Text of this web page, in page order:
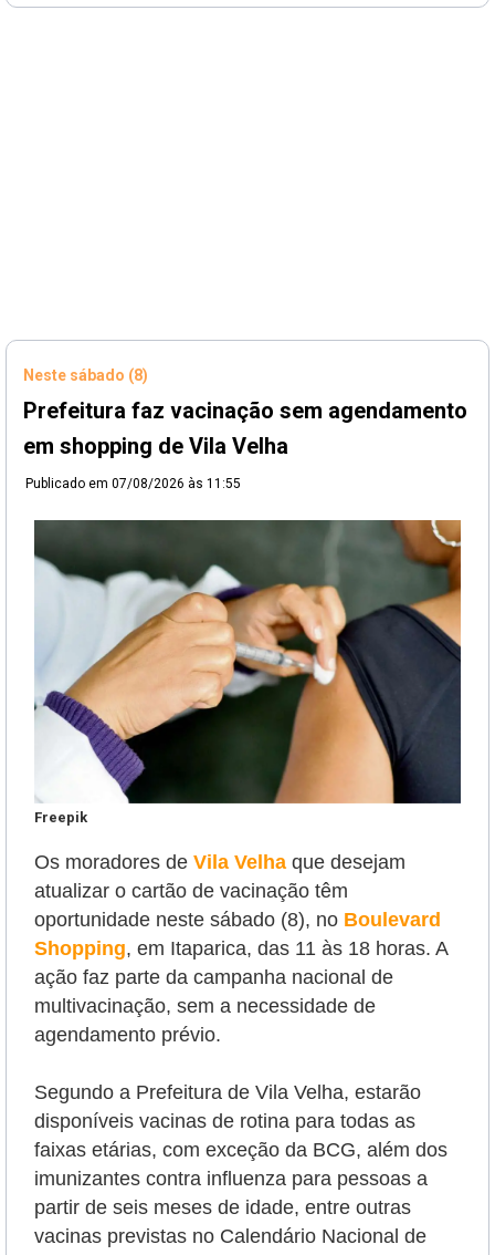
Neste sábado (8)
Prefeitura faz vacinação sem agendamento
em shopping de Vila Velha
Publicado em 07/08/2026 às 11:55
Freepik
Os moradores de Vila Velha que desejam
atualizar o cartão de vacinação têm
oportunidade neste sábado (8), no Boulevard
Shopping, em Itaparica, das 11 às 18 horas. A
ação faz parte da campanha nacional de
multivacinação, sem a necessidade de
agendamento prévio.
Segundo a Prefeitura de Vila Velha, estarão
disponíveis vacinas de rotina para todas as
faixas etárias, com exceção da BCG, além dos
imunizantes contra influenza para pessoas a
partir de seis meses de idade, entre outras
vacinas previstas no Calendário Nacional de